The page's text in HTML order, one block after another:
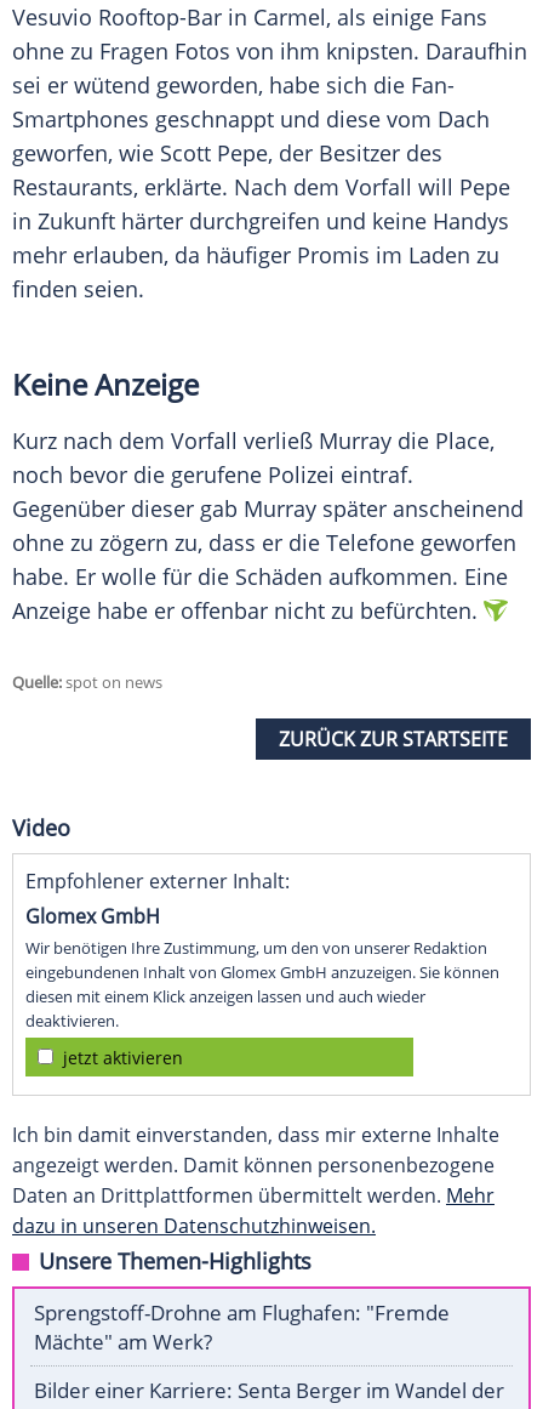
Vesuvio Rooftop-Bar in Carmel, als einige Fans
ohne zu Fragen Fotos von ihm knipsten. Daraufhin
sei er wütend geworden, habe sich die Fan-
Smartphones geschnappt und diese vom Dach
geworfen, wie Scott Pepe, der Besitzer des
Restaurants, erklärte. Nach dem Vorfall will Pepe
in Zukunft härter durchgreifen und keine Handys
mehr erlauben, da häufiger Promis im Laden zu
finden seien.
Keine Anzeige
Kurz nach dem Vorfall verließ Murray die Place,
noch bevor die gerufene Polizei eintraf.
Gegenüber dieser gab Murray später anscheinend
ohne zu zögern zu, dass er die Telefone geworfen
habe. Er wolle für die Schäden aufkommen. Eine
Anzeige habe er offenbar nicht zu befürchten.
Quelle:spot on news
ZURÜCK ZUR STARTSEITE
Video
Empfohlener externer Inhalt:
Glomex GmbH
Wir benötigen Ihre Zustimmung, um den von unserer Redaktion
eingebundenen Inhalt von Glomex GmbH anzuzeigen. Sie können
diesen mit einem Klick anzeigen lassen und auch wieder
deaktivieren.
jetzt aktivieren
Ich bin damit einverstanden, dass mir externe Inhalte
angezeigt werden. Damit können personenbezogene
Daten an Drittplattformen übermittelt werden. Mehr
dazu in unseren Datenschutzhinweisen.
Unsere Themen-Highlights
Sprengstoff-Drohne am Flughafen: "Fremde
Mächte" am Werk?
Bilder einer Karriere: Senta Berger im Wandel der